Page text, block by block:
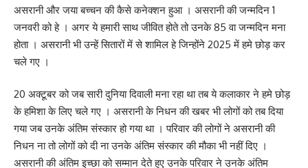
असरानी और जया बच्चन की कैसे कनेक्शन हुआ । असरानी की जन्मदिन 1
जनवरी को हे । अगर ये हमारी साथ जीवित होते तो उनके 85 वा जन्मदिन मना
होता । असरानी भी उन्हें सितारों में से शामिल हे जिन्होंने 2025 में हमे छोड़ कर
चले गए ।
20 अक्टूबर को जब सारी दुनिया दिवाली मना रहा था तब ये कलाकार ने हमे छोड़
के हमिशा के लिए चले गए । असरानी के निधन की खबर भी लोगों को तब दिया
गया जब उनके अंतिम संस्कार हो गया था । परिवार की लोगों ने असरानी की
निधन ना तो लोगों को दी ना उनके अंतिम संस्कार की मौका भी नहीं दिए ।
असरानी की अंतिम इच्छा को सम्मान देते हुए उनके परिवार ने उनके अंतिम